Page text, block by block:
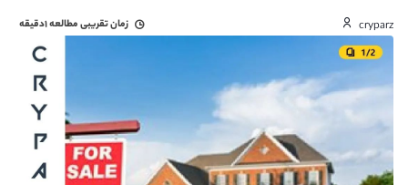
cryparz زمان تقریبی مطالعه۱دقیقه